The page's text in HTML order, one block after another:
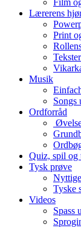
Film
Lærerens
Print
Tekster
Musik
Songs
Ordforråd
Quiz, spil og
Tysk prøve
Tyske
Videos
Spass